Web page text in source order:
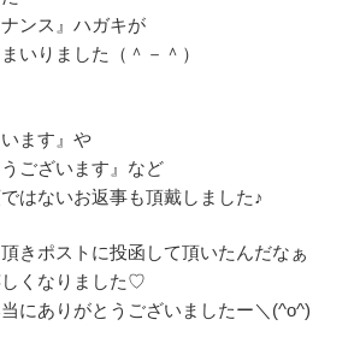
ンス』ハガキが
いりました（＾－＾）
います』や
うございます』など
はないお返事も頂戴しました♪
きポストに投函して頂いたんだなぁ
くなりました♡
にありがとうございましたー＼(^o^)